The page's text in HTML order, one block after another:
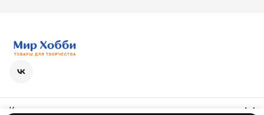
Контакты